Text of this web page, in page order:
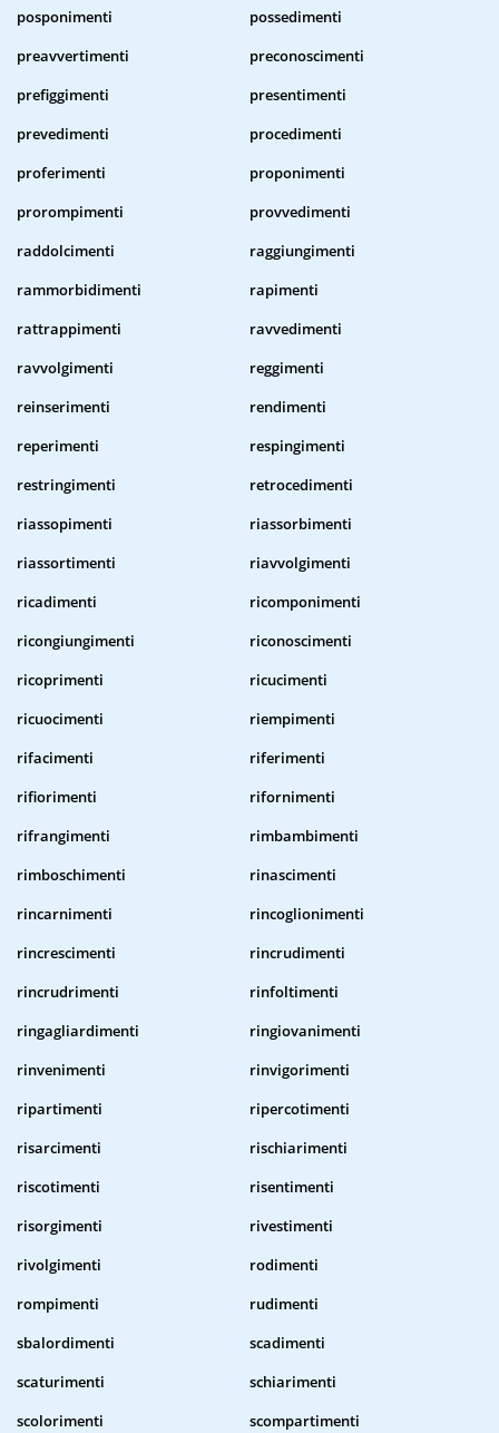
posponimenti
possedimenti
preavvertimenti
preconoscimenti
prefiggimenti
presentimenti
prevedimenti
procedimenti
proferimenti
proponimenti
prorompimenti
provvedimenti
raddolcimenti
raggiungimenti
rammorbidimenti
rapimenti
rattrappimenti
ravvedimenti
ravvolgimenti
reggimenti
reinserimenti
rendimenti
reperimenti
respingimenti
restringimenti
retrocedimenti
riassopimenti
riassorbimenti
riassortimenti
riavvolgimenti
ricadimenti
ricomponimenti
ricongiungimenti
riconoscimenti
ricoprimenti
ricucimenti
ricuocimenti
riempimenti
rifacimenti
riferimenti
rifiorimenti
rifornimenti
rifrangimenti
rimbambimenti
rimboschimenti
rinascimenti
rincarnimenti
rincoglionimenti
rincrescimenti
rincrudimenti
rincrudrimenti
rinfoltimenti
ringagliardimenti
ringiovanimenti
rinvenimenti
rinvigorimenti
ripartimenti
ripercotimenti
risarcimenti
rischiarimenti
riscotimenti
risentimenti
risorgimenti
rivestimenti
rivolgimenti
rodimenti
rompimenti
rudimenti
sbalordimenti
scadimenti
scaturimenti
schiarimenti
scolorimenti
scompartimenti